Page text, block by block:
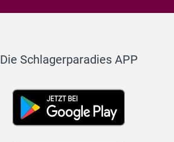
Die Schlagerparadies APP